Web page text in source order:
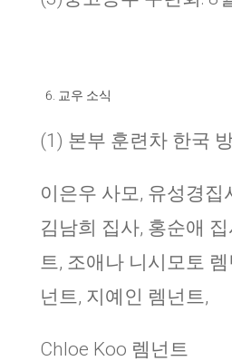
교우 소식
(1 ) 본부 훈련차 한국
이은우 사모, 유성경집
김남희 집사, 홍순애
트, 조애나 니시모토
넌트, 지예인 렘넌트,
Chloe Koo 렘넌트